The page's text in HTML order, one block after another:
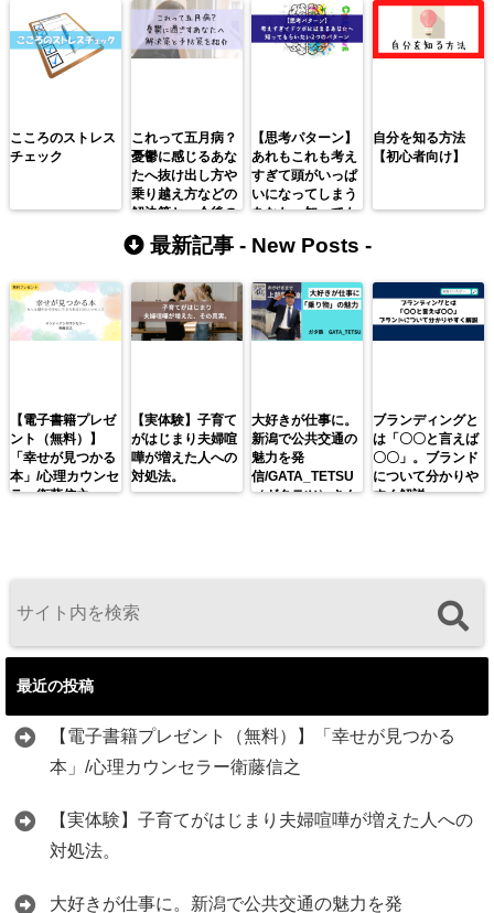
こころのストレス
チェック
これって五月病？
憂鬱に感じるあな
たへ抜け出し方や
乗り越え方などの
解決策と、今後の
ための予防策をご
紹介。
【思考パターン】
あれもこれも考え
すぎて頭がいっぱ
いになってしまう
あなたへ知っても
思考パターン。
自分を知る方法
【初心者向け】
最新記事 - New Posts -
【電子書籍プレゼ
ント（無料）】
「幸せが見つかる
本」/心理カウンセ
ラー衛藤信之
【実体験】子育て
がはじまり夫婦喧
嘩が増えた人への
対処法。
大好きが仕事に。
新潟で公共交通の
魅力を発
信/GATA_TETSU
（ガタテツ）さん
ブランディングと
は「〇〇と言えば
〇〇」。ブランド
について分かりや
すく解説。
最近の投稿
【電子書籍プレゼント（無料）】「幸せが見つかる
本」/心理カウンセラー衛藤信之
【実体験】子育てがはじまり夫婦喧嘩が増えた人への
対処法。
大好きが仕事に。新潟で公共交通の魅力を発